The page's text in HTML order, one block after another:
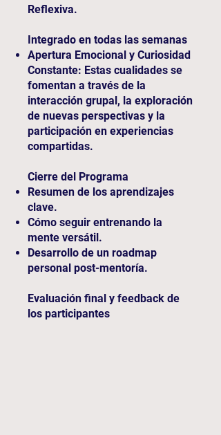
Reflexiva.
Integrado en todas las semanas
Apertura Emocional y Curiosidad
Constante: Estas cualidades se
fomentan a través de la
interacción grupal, la exploración
de nuevas perspectivas y la
participación en experiencias
compartidas.
Cierre del Programa
Resumen de los aprendizajes
clave.
Cómo seguir entrenando la
mente versátil.
Desarrollo de un roadmap
personal post-mentoría.
Evaluación final y feedback de
los participantes